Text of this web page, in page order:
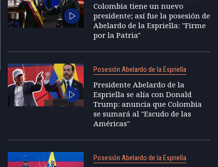
Colombia tiene un nuevo
presidente; así fue la posesión de
Abelardo de la Espriella: "Firme
por la Patria"
Posesión Abelardo de la Espriella
Presidente Abelardo de la
Espriella se alía con Donald
Trump: anuncia que Colombia
se sumará al "Escudo de las
Américas"
Posesión Abelardo de la Espriella